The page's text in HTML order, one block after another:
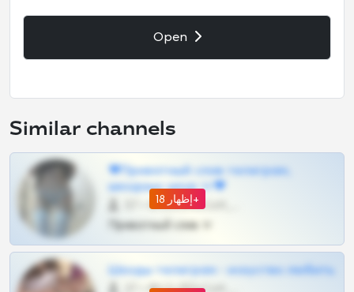
Open
Similar channels
إظهار 18+
❤Приватный слив телеграм,
шкодных шкур тг❤
Приватный слив тг
Шкоды телеграм - искуство любить